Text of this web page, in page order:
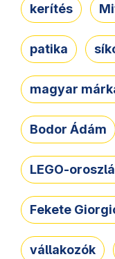
kerítés
patika
magyar
Bodor Ádám
LEGO-
Fekete
vállakozók